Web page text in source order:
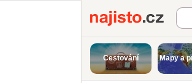
Cestování Mapy a